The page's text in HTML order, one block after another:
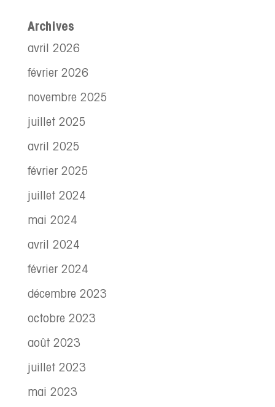
Archives
avril 2026
février 2026
novembre 2025
juillet 2025
avril 2025
février 2025
juillet 2024
mai 2024
avril 2024
février 2024
décembre 2023
octobre 2023
août 2023
juillet 2023
mai 2023